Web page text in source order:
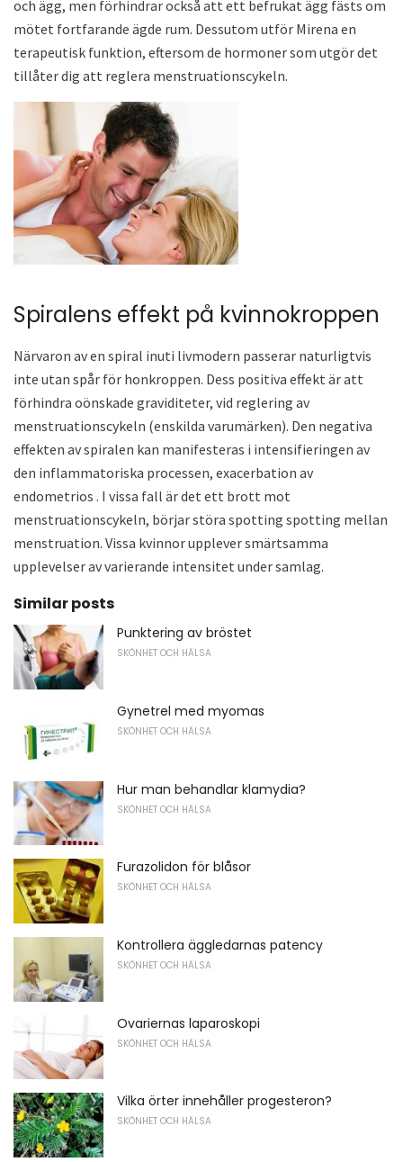
och ägg, men förhindrar också att ett befrukat ägg fästs om
mötet fortfarande ägde rum. Dessutom utför Mirena en
terapeutisk funktion, eftersom de hormoner som utgör det
tillåter dig att reglera menstruationscykeln.
Spiralens effekt på kvinnokroppen
Närvaron av en spiral inuti livmodern passerar naturligtvis
inte utan spår för honkroppen. Dess positiva effekt är att
förhindra oönskade graviditeter, vid reglering av
menstruationscykeln (enskilda varumärken). Den negativa
effekten av spiralen kan manifesteras i intensifieringen av
den inflammatoriska processen, exacerbation av
endometrios . I vissa fall är det ett brott mot
menstruationscykeln, börjar störa spotting spotting mellan
menstruation. Vissa kvinnor upplever smärtsamma
upplevelser av varierande intensitet under samlag.
Similar posts
Punktering av bröstet
SKÖNHET OCH HÄLSA
Gynetrel med myomas
SKÖNHET OCH HÄLSA
Hur man behandlar klamydia?
SKÖNHET OCH HÄLSA
Furazolidon för blåsor
SKÖNHET OCH HÄLSA
Kontrollera äggledarnas patency
SKÖNHET OCH HÄLSA
Ovariernas laparoskopi
SKÖNHET OCH HÄLSA
Vilka örter innehåller progesteron?
SKÖNHET OCH HÄLSA